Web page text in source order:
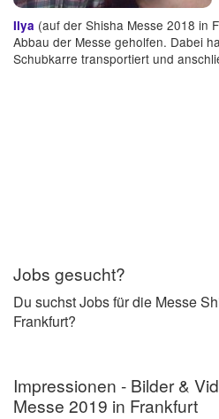
Ilya (auf der Shisha Messe 2018 in
Abbau der Messe geholfen. Dabei
Schubkarre transportiert und
Jobs gesucht?
Du suchst Jobs für die Messe
Frankfurt?
Impressionen - Bilder &
Messe 2019 in Frankfurt